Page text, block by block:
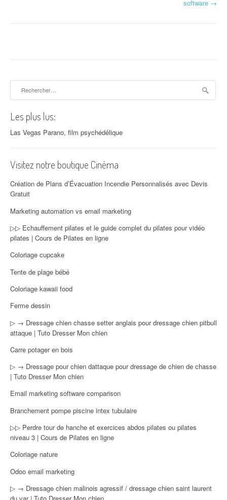
software →
Les plus lus:
Las Vegas Parano, film psychédélique
Visitez notre boutique Cinéma
Création de Plans d’Évacuation Incendie Personnalisés avec Devis
Gratuit
Marketing automation vs email marketing
▷▷ Echauffement pilates et le guide complet du pilates pour vidéo
pilates | Cours de Pilates en ligne
Coloriage cupcake
Tente de plage bébé
Coloriage kawaii food
Ferme dessin
▷ → Dressage chien chasse setter anglais pour dressage chien pitbull
attaque | Tuto Dresser Mon chien
Carre potager en bois
▷ → Dressage pour chien dattaque pour dressage de chien de chasse
| Tuto Dresser Mon chien
Email marketing software comparison
Branchement pompe piscine intex tubulaire
▷▷ Perdre tour de hanche et exercices abdos pilates ou pilates
niveau 3 | Cours de Pilates en ligne
Coloriage nature
Odoo email marketing
▷ → Dressage chien malinois agressif / dressage chien saint laurent